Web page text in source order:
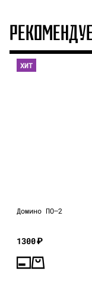
ХИТ
Домино ПО—2
1300₽